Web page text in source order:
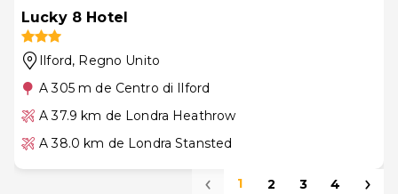
Lucky 8 Hotel
Ilford, Regno Unito
A 305 m de Centro di Ilford
A 37.9 km de Londra Heathrow
A 38.0 km de Londra Stansted
1 2 3 4